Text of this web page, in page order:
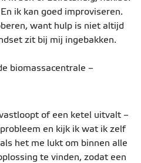
ik kan goed improviseren.
want hulp is niet altijd
zit bij mij ingebakken.
biomassacentrale –
of een ketel uitvalt –
en kijk ik wat ik zelf
het me lukt om binnen alle
te vinden, zodat een